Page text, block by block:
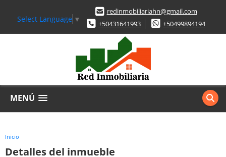
Select Language ▼
redinmobiliariahn@gmail.com
+50431641993
+50499894194
MENÚ
Inicio
Detalles del inmueble